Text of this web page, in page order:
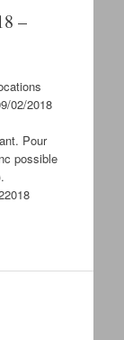
–
02/2018
Pour
possible